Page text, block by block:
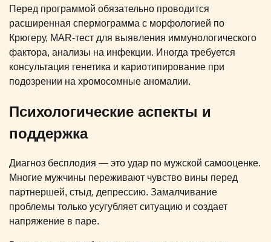
Перед программой обязательно проводится
расширенная спермограмма с морфологией по
Крюгеру, MAR-тест для выявления иммунологического
фактора, анализы на инфекции. Иногда требуется
консультация генетика и кариотипирование при
подозрении на хромосомные аномалии.
Психологические аспекты и
поддержка
Диагноз бесплодия — это удар по мужской самооценке.
Многие мужчины переживают чувство вины перед
партнершей, стыд, депрессию. Замалчивание
проблемы только усугубляет ситуацию и создает
напряжение в паре.